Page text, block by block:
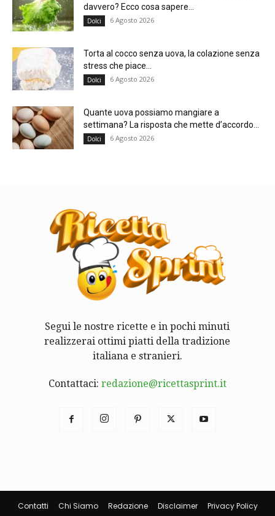
davvero? Ecco cosa sapere...
Dolci 6 Agosto 2026
Torta al cocco senza uova, la colazione senza
stress che piace...
Dolci 6 Agosto 2026
Quante uova possiamo mangiare a
settimana? La risposta che mette d’accordo...
Dolci 6 Agosto 2026
Segui le nostre ricette e in pochi minuti
realizzerai ottimi piatti della tradizione
italiana e stranieri.
Contattaci: redazione@ricettasprint.it
Contatti Chi Siamo Redazione Disclaimer Privacy Policy